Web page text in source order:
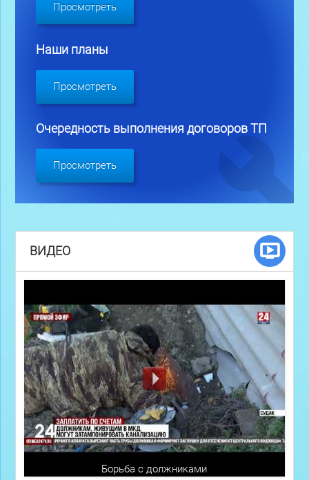
Просмотреть
Наши планы
Просмотреть
Очередность выполнения договоров ТП
Просмотреть
ВИДЕО
Борьба с должниками